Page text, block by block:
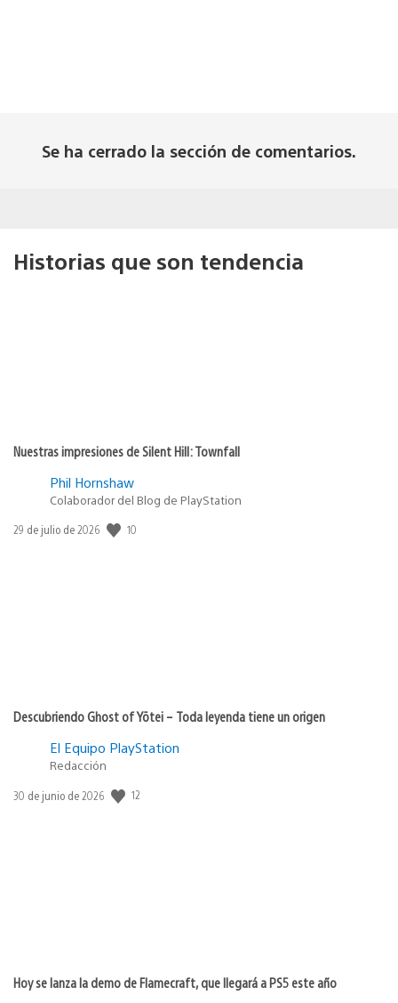
Se ha cerrado la sección de comentarios.
Historias que son tendencia
Nuestras impresiones de Silent Hill: Townfall
Phil Hornshaw
Colaborador del Blog de PlayStation
Fecha
29 de julio de 2026 10
Descubriendo Ghost of Yōtei – Toda leyenda tiene un origen
El Equipo PlayStation
Redacción
Fecha
30 de junio de 2026 12
Hoy se lanza la demo de Flamecraft, que llegará a PS5 este año